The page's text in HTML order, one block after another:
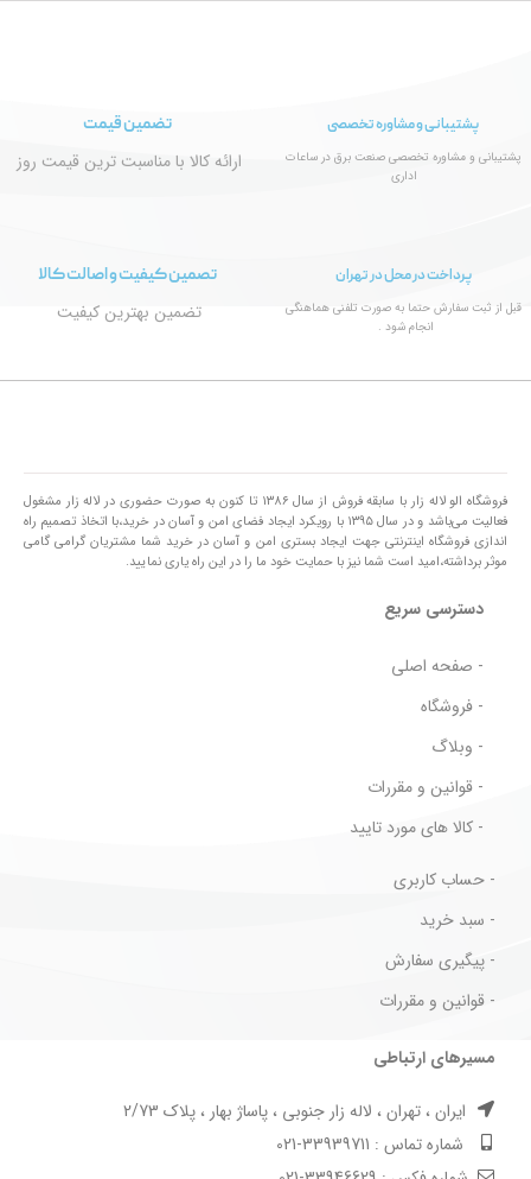
پشتیبانی و مشاوره تخصصی
پشتیبانی و مشاوره تخصصی صنعت برق در ساعات
اداری
تضمین قیمت
ارائه کالا با مناسبت ترین قیمت روز
پرداخت در محل در تهران
قبل از ثبت سفارش حتما به صورت تلفنی هماهنگی
انجام شود .
تصمین کیفیت و اصالت کالا
تضمین بهترین کیفیت
فروشگاه الو لاله زار با سابقه فروش از سال ۱۳۸۶ تا کنون به صورت حضوری در لاله زار مشغول
فعالیت می‌باشد و در سال ۱۳۹۵ با رویکرد ایجاد فضای امن و آسان در خرید،با اتخاذ تصمیم راه
اندازی فروشگاه اینترنتی جهت ایجاد بستری امن و آسان در خرید شما مشتریان گرامی گامی
موثر برداشته،امید است شما نیز با حمایت خود ما را در این راه یاری نمایید.
دسترسی سریع
- صفحه اصلی
- فروشگاه
- وبلاگ
- قوانین و مقررات
- کالا های مورد تایید
- حساب کاربری
- سبد خرید
- پیگیری سفارش
- قوانین و مقررات
مسیرهای ارتباطی
ایران ، تهران ، لاله زار جنوبی ، پاساژ بهار ، پلاک 2/73
شماره تماس : 33939711-021